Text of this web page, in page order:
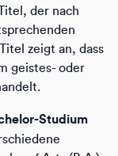
der nach
zeigt an, dass
geistes- oder
Studium